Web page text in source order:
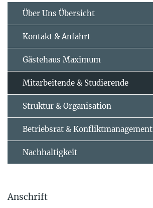
Über Uns Übersicht
Kontakt & Anfahrt
Gästehaus Maximum
Mitarbeitende & Studierende
Struktur & Organisation
Betriebsrat & Konfliktmanagement
Nachhaltigkeit
Anschrift